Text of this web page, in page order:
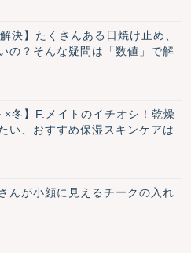
決】たくさんある日焼け止め、
の？そんな疑問は「数値」で解
×冬】F.メイトのイチオシ！乾燥
い、おすすめ保湿スキンケアは
んが小顔に見えるチークの入れ